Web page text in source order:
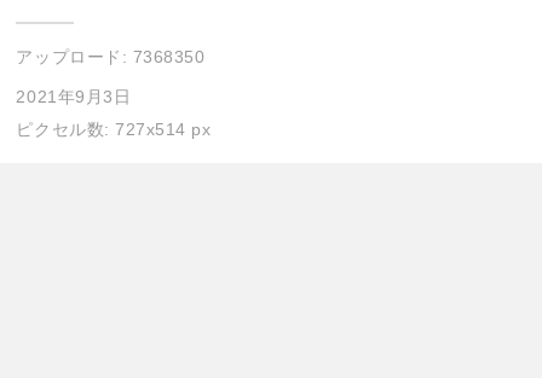
アップロード: 7368350
2021年9月3日
ピクセル数: 727x514 px